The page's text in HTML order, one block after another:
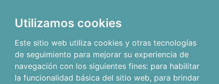
Utilizamos cookies
Este sitio web utiliza cookies y otras tecnologías
de seguimiento para mejorar su experiencia de
navegación con los siguientes fines: para habilitar
la funcionalidad básica del sitio web, para brindar